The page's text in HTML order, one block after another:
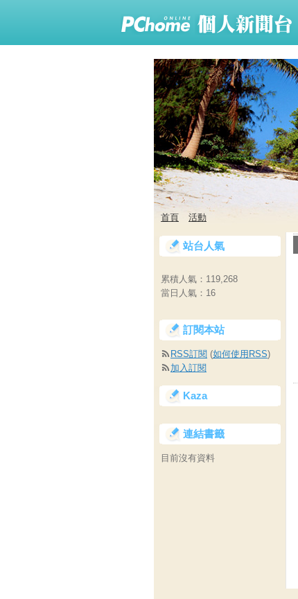
首頁 活動
站台人氣
累積人氣： 119,268
當日人氣： 16
訂閱本站
RSS訂閱 (如何使用RSS)
加入訂閱
Kaza
連結書籤
目前沒有資料